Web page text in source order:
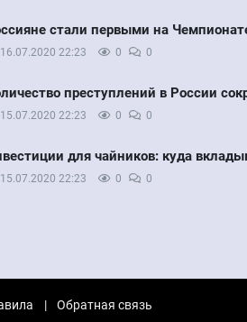
стали первыми на
16.07.2020 22:23 0 0
преступлений в России
15.07.2020 22:23 0 0
для чайников: куда
15.07.2020 22:23 0 0
Обратная связь